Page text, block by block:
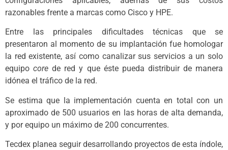
razonables frente a marcas como Cisco y HPE.
Entre las principales dificultades técnicas que se
presentaron al momento de su implantación fue homologar
la red existente, así como canalizar sus servicios a un solo
equipocore de red y que éste pueda distribuir de manera
idónea el tráfico de la red.
Se estima que la implementación cuenta en total con un
aproximado de 500 usuarios en las horas de alta demanda,
y por equipo un máximo de 200 concurrentes.
Tecdex planea seguir desarrollando proyectos de esta índole,